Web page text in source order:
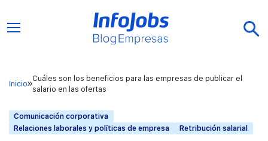
Inicio
Cuáles son los beneficios para las empresas de publicar el
salario en las ofertas
Comunicación corporativa
Relaciones laborales y políticas de empresa
Retribución salarial